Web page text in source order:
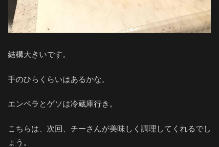
結構大きいです。
手のひらくらいはあるかな。
エンペラとゲソは冷蔵庫行き。
こちらは、次回、チーさんが美味しく調理してくれるでし
ょう。